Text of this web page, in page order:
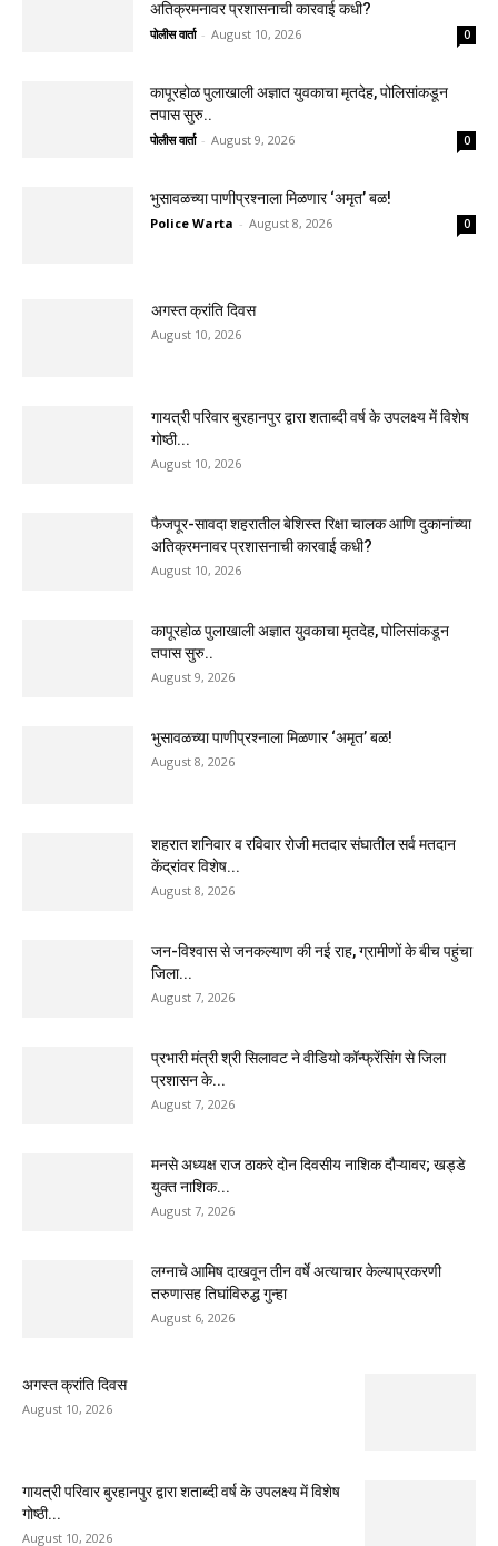
अतिक्रमनावर प्रशासनाची कारवाई कधी?
पोलीस वार्ता - August 10, 2026 0
कापूरहोळ पुलाखाली अज्ञात युवकाचा मृतदेह, पोलिसांकडून
तपास सुरु..
पोलीस वार्ता - August 9, 2026 0
भुसावळच्या पाणीप्रश्नाला मिळणार ‘अमृत’ बळ!
Police Warta - August 8, 2026 0
अगस्त क्रांति दिवस
August 10, 2026
गायत्री परिवार बुरहानपुर द्वारा शताब्दी वर्ष के उपलक्ष्य में विशेष
गोष्ठी...
August 10, 2026
फैजपूर-सावदा शहरातील बेशिस्त रिक्षा चालक आणि दुकानांच्या
अतिक्रमनावर प्रशासनाची कारवाई कधी?
August 10, 2026
कापूरहोळ पुलाखाली अज्ञात युवकाचा मृतदेह, पोलिसांकडून
तपास सुरु..
August 9, 2026
भुसावळच्या पाणीप्रश्नाला मिळणार ‘अमृत’ बळ!
August 8, 2026
शहरात शनिवार व रविवार रोजी मतदार संघातील सर्व मतदान
केंद्रांवर विशेष...
August 8, 2026
जन-विश्वास से जनकल्याण की नई राह, ग्रामीणों के बीच पहुंचा
जिला...
August 7, 2026
प्रभारी मंत्री श्री सिलावट ने वीडियो कॉन्फ्रेंसिंग से जिला
प्रशासन के...
August 7, 2026
मनसे अध्यक्ष राज ठाकरे दोन दिवसीय नाशिक दौऱ्यावर; खड्डे
युक्त नाशिक...
August 7, 2026
लग्नाचे आमिष दाखवून तीन वर्षे अत्याचार केल्याप्रकरणी
तरुणासह तिघांविरुद्ध गुन्हा
August 6, 2026
अगस्त क्रांति दिवस
August 10, 2026
गायत्री परिवार बुरहानपुर द्वारा शताब्दी वर्ष के उपलक्ष्य में विशेष
गोष्ठी...
August 10, 2026